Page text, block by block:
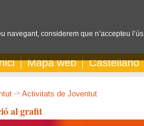
Mapa web Castellano
-> Activitats de Joventut
al grafit
considerem que n’accepteu l’ús.